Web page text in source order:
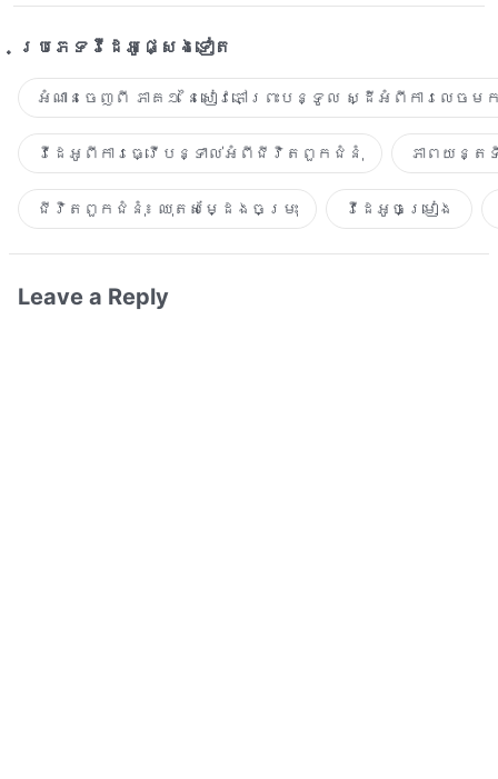
ប្រភេទ​វីដេអូ​ផ្សេង​ទៀត​
អំណានចេញពី ភាគ១ នៃសៀវភៅព្រះបន្ទូល ស្ដីអំពីការលេច
វីដេអូពីការធ្វើបន្ទាល់អំពីជីវិតពួកជំនុំ ភាពយន្
ជីវិតពួកជំនុំ៖ ឈុតសម្ដែងចម្រុះ វីដេអូចម្រៀង​
Leave a Reply